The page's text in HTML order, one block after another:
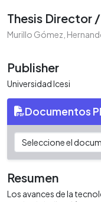
Thesis Director
Murillo Gómez,
Publisher
Universidad Icesi
Documentos
Resumen
Los avances de la